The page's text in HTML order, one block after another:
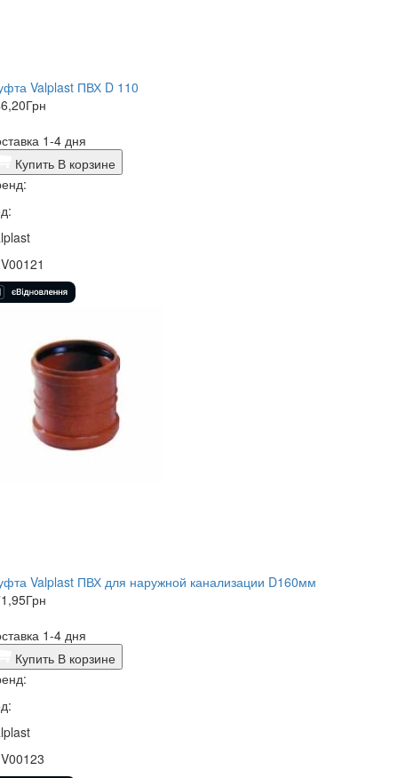
Valplast ПВХ D 110
Грн
1-4 дня
Купить В корзине
Valplast ПВХ для наружной канализации D160мм
Грн
1-4 дня
Купить В корзине